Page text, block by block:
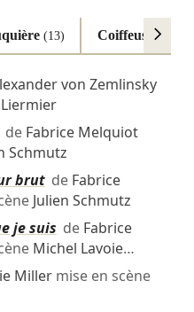
(13) Coiffeuse(8)
von Zemlinsky
Liermier
Fabrice Melquiot
Schmutz
brutde Fabrice
Julien Schmutz
je suis de Fabrice
Michel Lavoie…
Millermise en scène